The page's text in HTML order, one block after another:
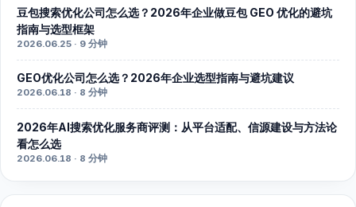
豆包搜索优化公司怎么选？2026年企业做豆包 GEO 优化的避坑
指南与选型框架
2026.06.25 · 9 分钟
GEO优化公司怎么选？2026年企业选型指南与避坑建议
2026.06.18 · 8 分钟
2026年AI搜索优化服务商评测：从平台适配、信源建设与方法论
看怎么选
2026.06.18 · 8 分钟